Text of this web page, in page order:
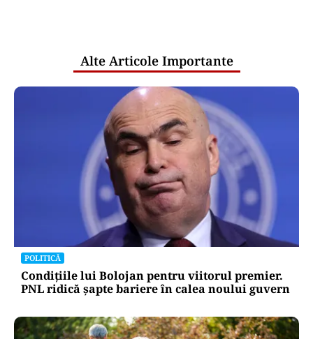
Alte Articole Importante
POLITICĂ
Condițiile lui Bolojan pentru viitorul premier.
PNL ridică șapte bariere în calea noului guvern